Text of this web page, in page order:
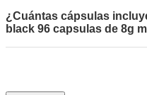
¿Cuántas cápsulas
black 96 capsulas de 8g